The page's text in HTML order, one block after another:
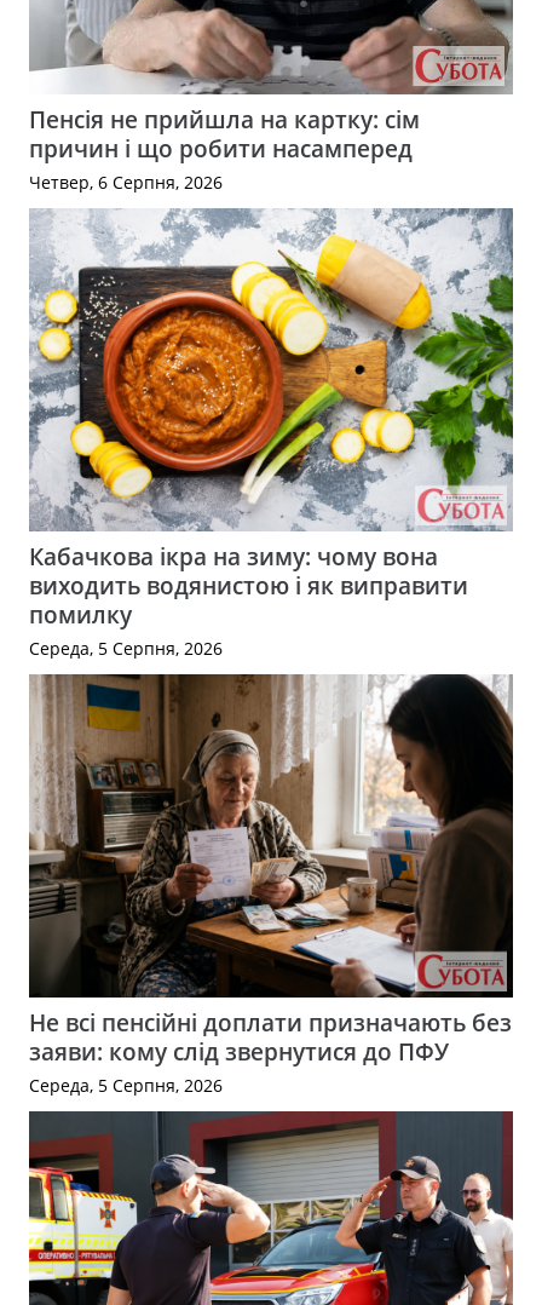
Пенсія не прийшла на картку: сім
причин і що робити насамперед
Четвер, 6 Серпня, 2026
Кабачкова ікра на зиму: чому вона
виходить водянистою і як виправити
помилку
Середа, 5 Серпня, 2026
Не всі пенсійні доплати призначають без
заяви: кому слід звернутися до ПФУ
Середа, 5 Серпня, 2026